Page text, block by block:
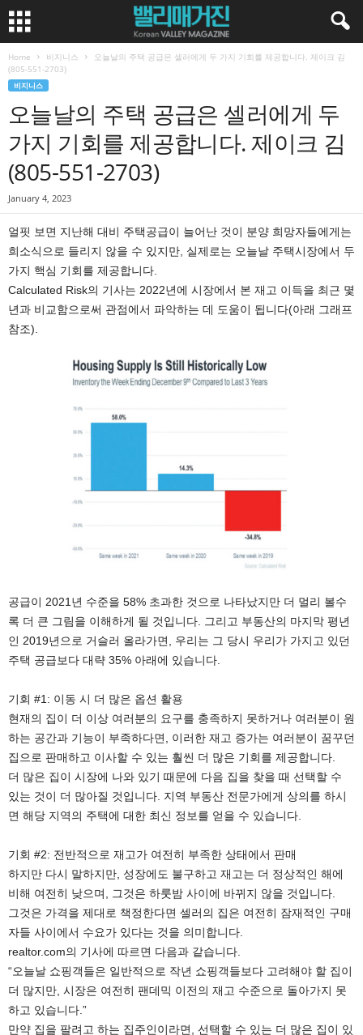
Home 비지니스
오늘날의 주택 공급은 셀러에게 두 가지 기회를 제공합니다. 제이크 김
(805-551-2703)
비지니스
오늘날의 주택 공급은 셀러에게 두
가지 기회를 제공합니다. 제이크 김
(805-551-2703)
January 4, 2023
얼핏 보면 지난해 대비 주택공급이 늘어난 것이 분양 희망자들에게는
희소식으로 들리지 않을 수 있지만, 실제로는 오늘날 주택시장에서 두
가지 핵심 기회를 제공합니다.
Calculated Risk의 기사는 2022년에 시장에서 본 재고 이득을 최근 몇
년과 비교함으로써 관점에서 파악하는 데 도움이 됩니다(아래 그래프
참조).
공급이 2021년 수준을 58% 초과한 것으로 나타났지만 더 멀리 볼수
록 더 큰 그림을 이해하게 될 것입니다. 그리고 부동산의 마지막 평년
인 2019년으로 거슬러 올라가면, 우리는 그 당시 우리가 가지고 있던
주택 공급보다 대략 35% 아래에 있습니다.
기회 #1: 이동 시 더 많은 옵션 활용
현재의 집이 더 이상 여러분의 요구를 충족하지 못하거나 여러분이 원
하는 공간과 기능이 부족하다면, 이러한 재고 증가는 여러분이 꿈꾸던
집으로 판매하고 이사할 수 있는 훨씬 더 많은 기회를 제공합니다.
더 많은 집이 시장에 나와 있기 때문에 다음 집을 찾을 때 선택할 수
있는 것이 더 많아질 것입니다. 지역 부동산 전문가에게 상의를 하시
면 해당 지역의 주택에 대한 최신 정보를 얻을 수 있습니다.
기회 #2: 전반적으로 재고가 여전히 부족한 상태에서 판매
하지만 다시 말하지만, 성장에도 불구하고 재고는 더 정상적인 해에
비해 여전히 낮으며, 그것은 하룻밤 사이에 바뀌지 않을 것입니다.
그것은 가격을 제대로 책정한다면 셀러의 집은 여전히 잠재적인 구매
자들 사이에서 수요가 있다는 것을 의미합니다.
realtor.com의 기사에 따르면 다음과 같습니다.
“오늘날 쇼핑객들은 일반적으로 작년 쇼핑객들보다 고려해야 할 집이
더 많지만, 시장은 여전히 팬데믹 이전의 재고 수준으로 돌아가지 못
하고 있습니다.”
만약 집을 팔려고 하는 집주인이라면, 선택할 수 있는 더 많은 집이 있